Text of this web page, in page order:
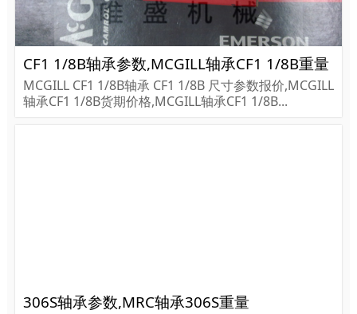
CF1 1/8B轴承参数,MCGILL轴承CF1 1/8B重量
MCGILL CF1 1/8B轴承 CF1 1/8B 尺寸参数报价,MCGILL
轴承CF1 1/8B货期价格,MCGILL轴承CF1 1/8B...
306S轴承参数,MRC轴承306S重量